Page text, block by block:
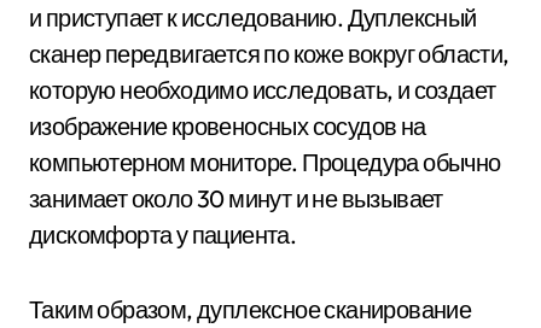
и приступает к исследованию. Дуплексный
сканер передвигается по коже вокруг области,
которую необходимо исследовать, и создает
изображение кровеносных сосудов на
компьютерном мониторе. Процедура обычно
занимает около 30 минут и не вызывает
дискомфорта у пациента.
Таким образом, дуплексное сканирование